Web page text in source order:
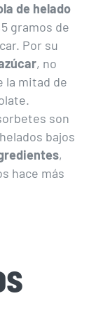
de helado
gramos de
Por su
, no
la mitad de
son
bajos
,
hace más